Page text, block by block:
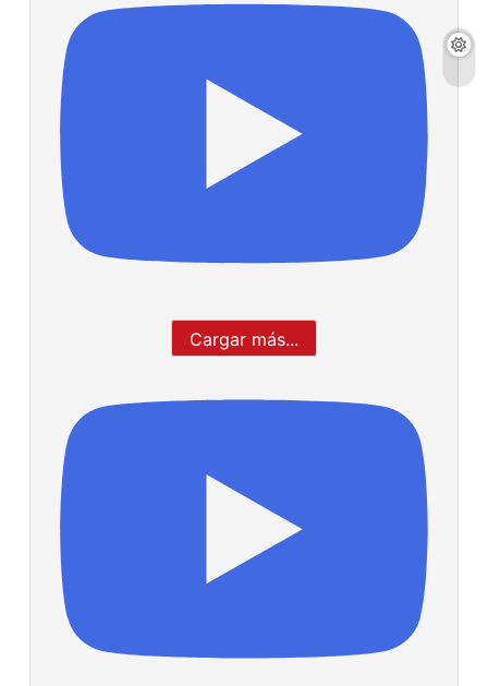
Cargar más...